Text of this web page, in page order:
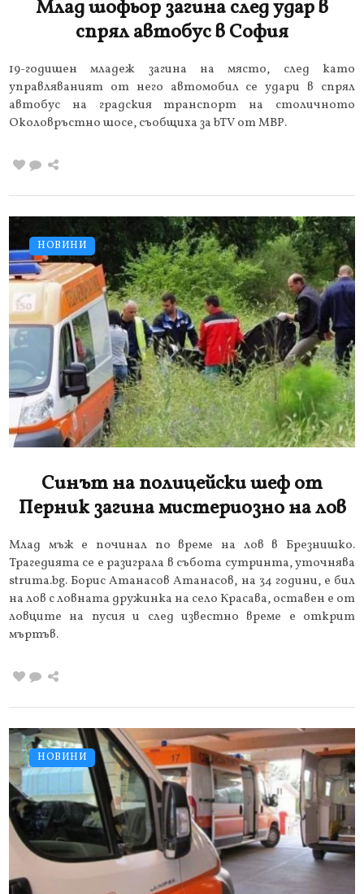
Млад шофьор загина след удар в
спрял автобус в София
19-годишен младеж загина на място, след като
управляваният от него автомобил се удари в спрял
автобус на градския транспорт на столичното
Околовръстно шосе, съобщиха за bTV от МВР.
НОВИНИ
Синът на полицейски шеф от
Перник загина мистериозно на лов
Млад мъж е починал по време на лов в Брезнишко.
Трагедията се е разиграла в събота сутринта, уточнява
struma.bg. Борис Атанасов Атанасов, на 34 години, е бил
на лов с ловната дружинка на село Красава, оставен е от
ловците на пусия и след известно време е открит
мъртъв.
НОВИНИ